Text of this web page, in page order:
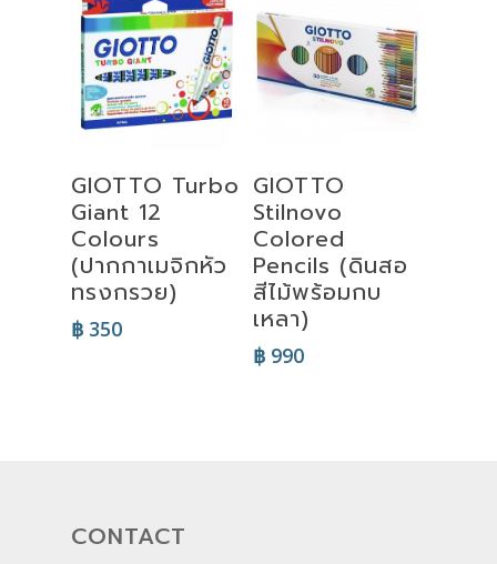
GIOTTO Turbo
Giant 12
Colours
(ปากกาเมจิกหัว
ทรงกรวย)
฿ 350
GIOTTO
Stilnovo
Colored
Pencils (ดินสอ
สีไม้พร้อมกบ
เหลา)
฿990
CONTACT